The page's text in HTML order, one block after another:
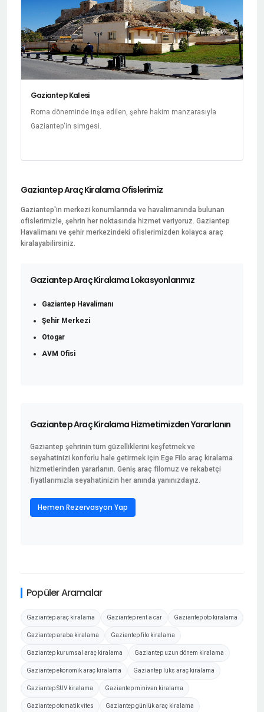
Gaziantep Kalesi
Roma döneminde inşa edilen, şehre hakim manzarasıyla
Gaziantep'in simgesi.
Gaziantep Araç Kiralama Ofislerimiz
Gaziantep'in merkezi konumlarında ve havalimanında bulunan
ofislerimizle, şehrin her noktasında hizmet veriyoruz. Gaziantep
Havalimanı ve şehir merkezindeki ofislerimizden kolayca araç
kiralayabilirsiniz.
Gaziantep Araç Kiralama Lokasyonlarımız
Gaziantep Havalimanı
Şehir Merkezi
Otogar
AVM Ofisi
Gaziantep Araç Kiralama Hizmetimizden Yararlanın
Gaziantep şehrinin tüm güzelliklerini keşfetmek ve
seyahatinizi konforlu hale getirmek için Ege Filo araç kiralama
hizmetlerinden yararlanın. Geniş araç filomuz ve rekabetçi
fiyatlarımızla seyahatinizin her anında yanınızdayız.
Hemen Rezervasyon Yap
Popüler Aramalar
Gaziantep araç kiralama Gaziantep rent a car Gaziantep oto kiralama
Gaziantep araba kiralama Gaziantep filo kiralama
Gaziantep kurumsal araç kiralama Gaziantep uzun dönem kiralama
Gaziantep ekonomik araç kiralama Gaziantep lüks araç kiralama
Gaziantep SUV kiralama Gaziantep minivan kiralama
Gaziantep otomatik vites Gaziantep günlük araç kiralama